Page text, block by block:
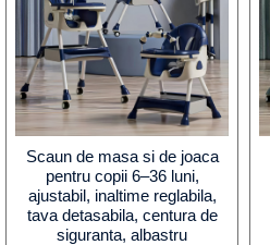
Scaun de masa si de joaca
pentru copii 6–36 luni,
ajustabil, inaltime reglabila,
tava detasabila, centura de
siguranta, albastru